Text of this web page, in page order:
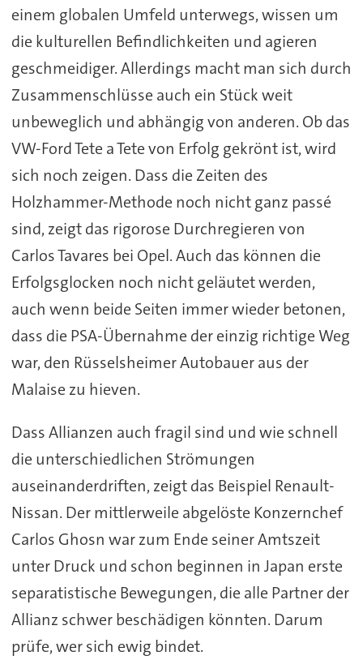
einem globalen Umfeld unterwegs, wissen um
die kulturellen Befindlichkeiten und agieren
geschmeidiger. Allerdings macht man sich durch
Zusammenschlüsse auch ein Stück weit
unbeweglich und abhängig von anderen. Ob das
VW-Ford Tete a Tete von Erfolg gekrönt ist, wird
sich noch zeigen. Dass die Zeiten des
Holzhammer-Methode noch nicht ganz passé
sind, zeigt das rigorose Durchregieren von
Carlos Tavares bei Opel. Auch das können die
Erfolgsglocken noch nicht geläutet werden,
auch wenn beide Seiten immer wieder betonen,
dass die PSA-Übernahme der einzig richtige Weg
war, den Rüsselsheimer Autobauer aus der
Malaise zu hieven.
Dass Allianzen auch fragil sind und wie schnell
die unterschiedlichen Strömungen
auseinanderdriften, zeigt das Beispiel Renault-
Nissan. Der mittlerweile abgelöste Konzernchef
Carlos Ghosn war zum Ende seiner Amtszeit
unter Druck und schon beginnen in Japan erste
separatistische Bewegungen, die alle Partner der
Allianz schwer beschädigen könnten. Darum
prüfe, wer sich ewig bindet.